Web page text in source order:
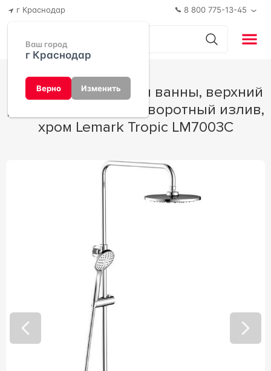
г Краснодар
Ваш город
г Краснодар
Верно Изменить
8 800 775-13-45
душ, ручной душ, поворотный излив,
хром Lemark Tropic LM7003C